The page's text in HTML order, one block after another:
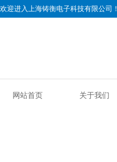
欢迎进入上海铸衡电子科技有限公司！
网站首页 关于我们